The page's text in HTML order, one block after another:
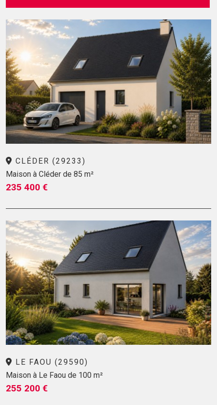
CLÉDER (29233)
Maison à Cléder de 85 m²
235 400 €
LE FAOU (29590)
Maison à Le Faou de 100 m²
255 200 €